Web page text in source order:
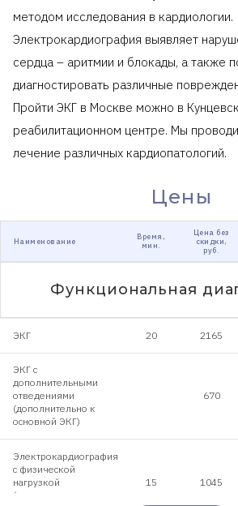
методом исследования в кардиологии.
Электрокардиография выявляет
сердца – аритмии и блокады, а также
диагностировать различные
Пройти ЭКГ в Москве можно в
реабилитационном центре. Мы
лечение различных кардиопатологий.
Цены
Наименование
Время,
мин.
Цена без
скидки,
руб.
Функциональная
ЭКГ 20 2165
ЭКГ с
дополнительными
отведениями
(дополнительно к
основной ЭКГ)
670
Электрокардиография
с физической
нагрузкой
(дополнительно к
15 1045